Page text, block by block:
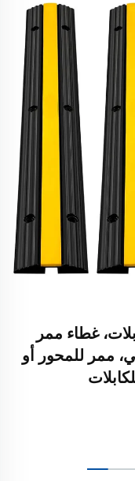
غطاء ممر
ممر للمحور أو